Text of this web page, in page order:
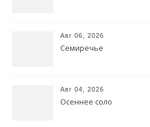
Авг 06, 2026
Семиречье
Авг 04, 2026
Осеннее соло